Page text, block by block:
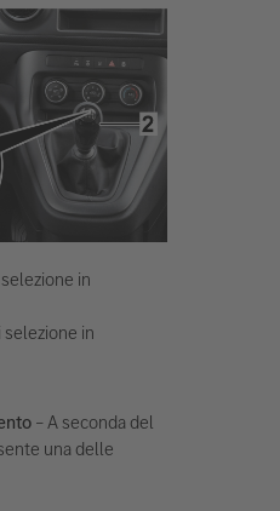
in
selezione in
– A seconda del
una delle